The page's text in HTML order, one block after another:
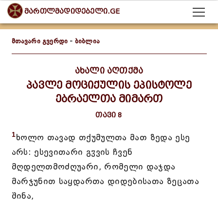
მართლმადიდებელი.GE
მთავარი გვერდი - ბიბლია
ახალი აღთქმა
პავლე მოციქულის ეპისტოლე
ებრაელთა მიმართ
თავი 8
1ხოლო თავად თქუმულთა მათ ზედა ესე
არს: ესევითარი გჳვის ჩვენ
მღდელთმოძღუარი, რომელი დაჯდა
მარჯუნით საყდართა დიდებისათა ზეცათა
შინა,